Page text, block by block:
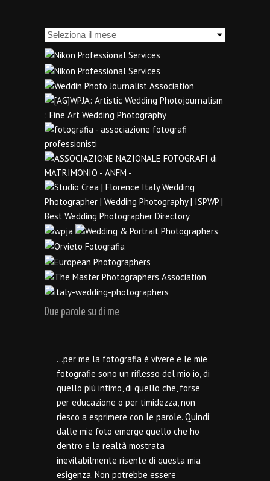
Archivi
Due parole su di me
…per me la fotografia è vivere e le mie
fotografie sono un riflesso del mio io, di
quello più intimo, di quello che, forse
per educazione o per timidezza, non
riesco a esprimere con le parole. Quindi
dalle mie foto emerge quello che ho
dentro e la realtà mostrata
inevitabilmente risente di questa mia
esigenza. Non potrebbe essere